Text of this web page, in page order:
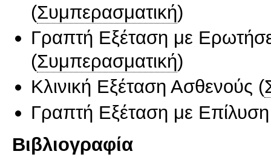
(Συμπερασματική)
Γραπτή Εξέταση με
(Συμπερασματική)
Κλινική Εξέταση Ασθενούς (
Γραπτή Εξέταση με
Βιβλιογραφία